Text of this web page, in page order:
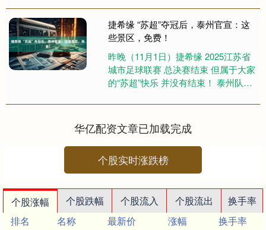
心 1.40 ....
捷希缘 “苏超”夺冠后，泰州官宣：这
些景区，免费！
昨晚（11月1日）捷希缘 2025江苏省
城市足球联赛 总决赛结束 但属于大家
的“苏超”快乐 并没有结束！ 泰州队勇
门票+超值....
华亿配资文章已加载完成
个股实时涨跌榜
个股涨幅 个股跌幅 个股流入 个股流出
换手率
排名
名称 最新价 涨幅
换手率